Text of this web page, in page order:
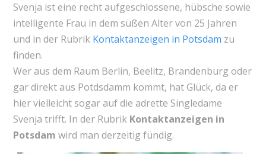
Svenja ist eine recht aufgeschlossene, hübsche sowie
intelligente Frau in dem süßen Alter von 25 Jahren
und in der Rubrik Kontaktanzeigen in Potsdam zu
finden.
Wer aus dem Raum Berlin, Beelitz, Brandenburg oder
gar direkt aus Potdsdamm kommt, hat Glück, da er
hier vielleicht sogar auf die adrette Singledame
Svenja trifft. In der Rubrik Kontaktanzeigen in
Potsdam wird man derzeitig fündig.